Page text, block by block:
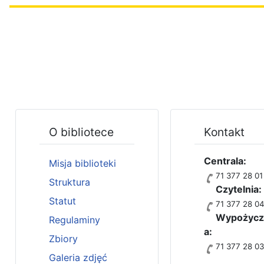
O bibliotece
Misja biblioteki
Struktura
Statut
Regulaminy
Zbiory
Galeria zdjęć
Kontakt
Centrala:
71 377 28 01
Czytelnia:
71 377 28
a:
71 377 28 03